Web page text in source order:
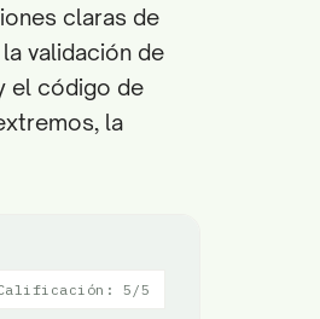
claras de
validación de
el código de
la
5/5